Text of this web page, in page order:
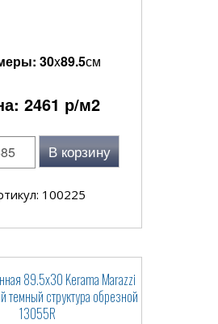
30x89.5см
2461 р/м2
В корзину
100225
89.5x30 Kerama Marazzi
темный структура обрезной
13055R